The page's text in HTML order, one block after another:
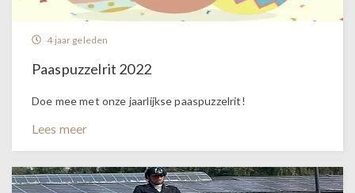
4 jaar geleden
Paaspuzzelrit 2022
Doe mee met onze jaarlijkse paaspuzzelrit!
Lees meer